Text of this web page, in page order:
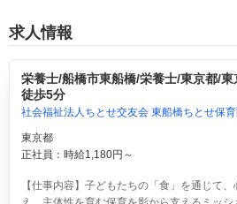
求人情報
栄養士/船橋市東船橋/栄養士/東京都/
徒歩5分
社会福祉法人ちとせ交友会 東船橋ちとせ保育
東京都
正社員：時給1,180円～
【仕事内容】子どもたちの「食」を通じて